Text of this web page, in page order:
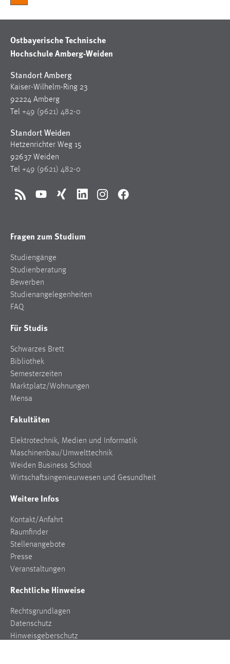
Ostbayerische Technische
Hochschule Amberg-Weiden
Standort Amberg
Kaiser-Wilhelm-Ring 23
92224 Amberg
Tel +49 (9621) 482-0
Standort Weiden
Hetzenrichter Weg 15
92637 Weiden
Tel +49 (9621) 482-0
RSS YouTubeXing LinkedInInstagramFacebook
Fragen zum Studium
Studiengänge
Studienberatung
Bewerben
Studienangelegenheiten
FAQ
Für Studis
Schwarzes Brett
Bibliothek
Semesterzeiten
Marktplatz/Wohnungen
Mensa
Fakultäten
Elektrotechnik, Medien und Informatik
Maschinenbau/Umwelttechnik
Weiden Business School
Wirtschaftsingenieurwesen und Gesundheit
Weitere Infos
Kontakt/Anfahrt
Raumfinder
Stellenangebote
Presse
Veranstaltungen
Rechtliche Hinweise
Rechtsgrundlagen
Datenschutz
Hinweisgeberschutz
STATISTIK
Statistik Cookies erfassen Informationen anonym.
Diese Informationen helfen uns zu verstehen, wie
unsere Besucher unsere Website nutzen.
Matomo
Name:
_pk_ref, _pk_cvar, _pk_id, _pk_ses
Zweck:
Max. 13 Monate
MARKETING
Marketing Cookies werden von Drittanbietern
hinweg verfolgen.
Google Ads
Name:
_gcl_au
Conversion-Tracking
Cookie Laufzeit:
3 Monate
Facebook Pixel
Name:
_fbp
Facebook
Zweck:
Cookie Laufzeit:
3 Monate